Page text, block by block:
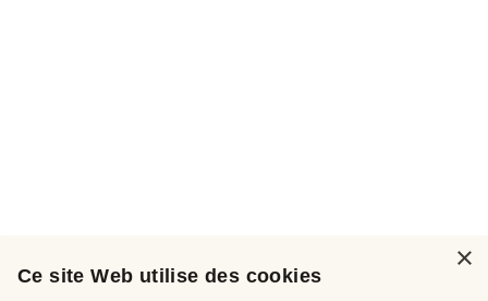
×
Ce site Web utilise des cookies